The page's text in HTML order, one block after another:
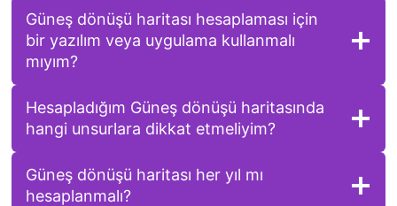
Güneş dönüşü haritası hesaplaması için
bir yazılım veya uygulama kullanmalı
mıyım?
Hesapladığım Güneş dönüşü haritasında
hangi unsurlara dikkat etmeliyim?
Güneş dönüşü haritası her yıl mı
hesaplanmalı?